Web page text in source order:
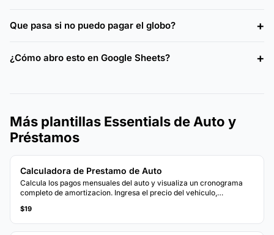
Que pasa si no puedo pagar el globo?
¿Cómo abro esto en Google Sheets?
Más plantillas Essentials de Auto y
Préstamos
Calculadora de Prestamo de Auto
Calcula los pagos mensuales del auto y visualiza un cronograma
completo de amortizacion. Ingresa el precio del vehiculo,
$19